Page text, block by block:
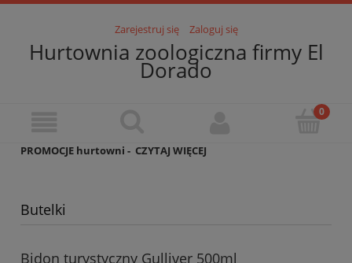
Zarejestruj się Zaloguj się
Hurtownia zoologiczna firmy El
Dorado
PROMOCJE hurtowni - CZYTAJ WIĘCEJ
Butelki
Bidon turystyczny Gulliver 500ml